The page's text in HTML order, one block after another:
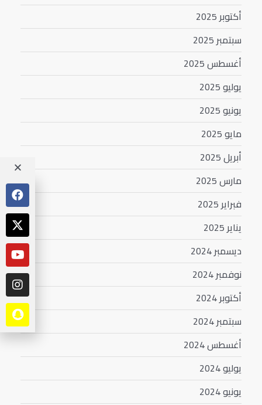
أكتوبر 2025
سبتمبر 2025
أغسطس 2025
يوليو 2025
يونيو 2025
مايو 2025
أبريل 2025
مارس 2025
فبراير 2025
يناير 2025
ديسمبر 2024
نوفمبر 2024
أكتوبر 2024
سبتمبر 2024
أغسطس 2024
يوليو 2024
يونيو 2024